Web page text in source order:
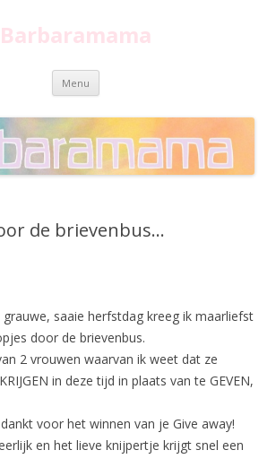
Barbaramama
Menu Spring
inhoud
de brievenbus…
grauwe, saaie herfstdag kreeg ik maarliefst
door de brievenbus.
2 vrouwen waarvan ik weet dat ze
in deze tijd in plaats van te GEVEN,
voor het winnen van je Give away!
en het lieve knijpertje krijgt snel een